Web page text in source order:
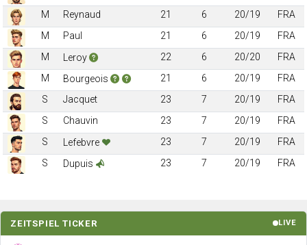
M
Reynaud 21 6 20/19
FRA
M
Paul 21 6 20/19
FRA
M
Leroy 22 6 20/20
FRA
M
Bourgeois 21 6 20/19
FRA
S
Jacquet 23 7 20/19
FRA
S
Chauvin 23 7 20/19
FRA
S
Lefebvre 23 7 20/19
FRA
S
Dupuis 23 7 20/19 FRA
ZEITSPIEL TICKER LIVE